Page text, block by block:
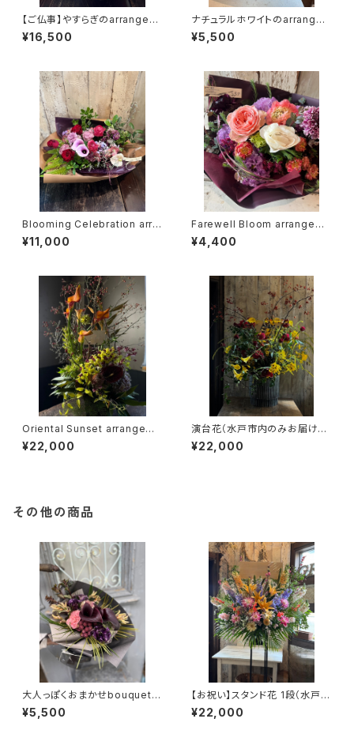
【ご仏事】やすらぎのarrangem
ent（TA37）
¥16,500
ナチュラルホワイトのarrange
ment（TA31）
¥5,500
Blooming Celebration arra
ngement（TA36）
¥11,000
Farewell Bloom arrangeme
nt（TA35）
¥4,400
Oriental Sunset arrangeme
nt（TA34）
¥22,000
演台花（水戸市内のみお届け
可）（TA32）
¥22,000
その他の商品
大人っぽくおまかせbouquet
（TB6）
¥5,500
【お祝い】スタンド花 1段（水戸市
内のみお届け可）（TS2）
¥22,000